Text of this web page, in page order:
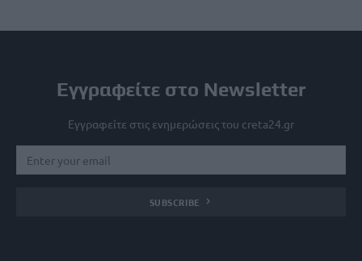
Εγγραφείτε στο Newsletter
Εγγραφείτε στις ενημερώσεις του creta24.gr
SUBSCRIBE